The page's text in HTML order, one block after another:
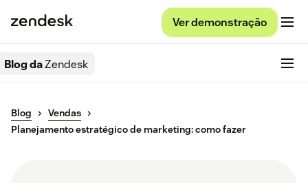
Ver demonstração
Blog daZendesk
Blog
Vendas
Planejamento estratégico de marketing: como fazer